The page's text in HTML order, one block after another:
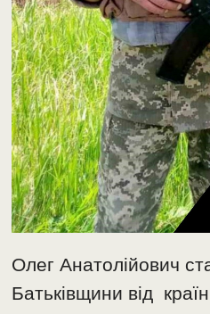
Олег Анатолійович
Батьківщини від